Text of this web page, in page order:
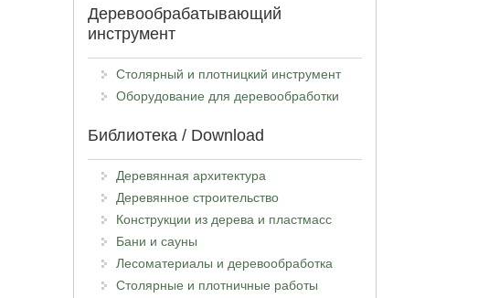
Деревообрабатывающий
инструмент
Столярный и плотницкий инструмент
Оборудование для деревообработки
Библиотека / Download
Деревянная архитектура
Деревянное строительство
Конструкции из дерева и пластмасс
Бани и сауны
Лесоматериалы и деревообработка
Столярные и плотничные работы